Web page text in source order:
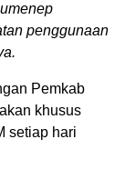
penggunaan
Pemkab
khusus
setiap hari